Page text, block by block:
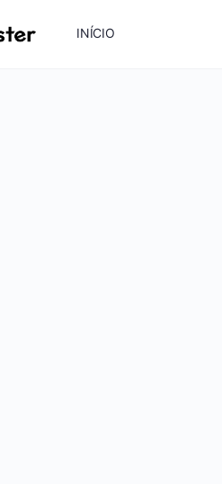
INÍCIO